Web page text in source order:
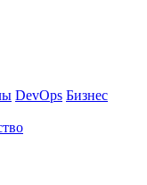
DevOps Бизнес